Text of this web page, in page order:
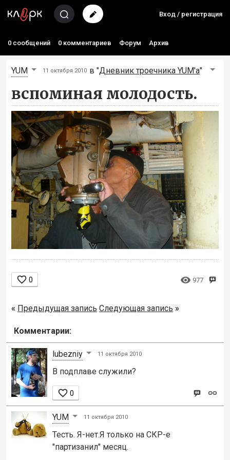
Вход / регистрация
0 сообщений 0 комментариев Форум Архив
YUM 11 октября 2010 в "Дневник троечника YUM'а"
вспоминая молодость.
 0  977
« Предыдущая запись Следующая запись »
Комментарии:
lubezniy 11 октября 2010
В подплаве служили?
 0
YUM 11 октября 2010
Тесть. Я-нет.Я только на СКР-е
"партизанил" месяц.